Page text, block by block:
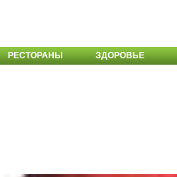
РЕСТОРАНЫ ЗДОРОВЬЕ